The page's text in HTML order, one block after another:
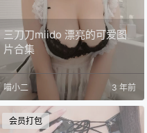
三刀刀miido 漂亮的可爱图
片合集
喵小二 3 年前
会员打包